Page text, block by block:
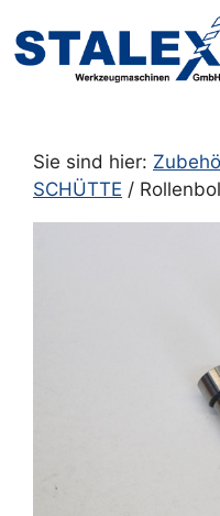
Inhalt
springen
Sie sind hier:
SCHÜTTE /